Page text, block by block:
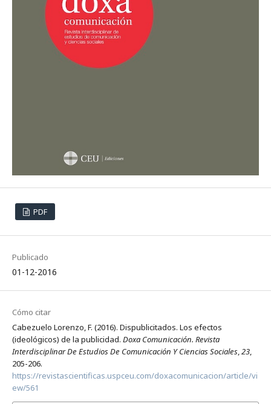
PDF
Publicado
01-12-2016
Cómo citar
Cabezuelo Lorenzo, F. (2016). Dispublicitados. Los efectos
(ideológicos) de la publicidad. Doxa Comunicación. Revista
Interdisciplinar De Estudios De Comunicación Y Ciencias Sociales,23,
205-206.
https://revistascientificas.uspceu.com/doxacomunicacion/article/vi
ew/561